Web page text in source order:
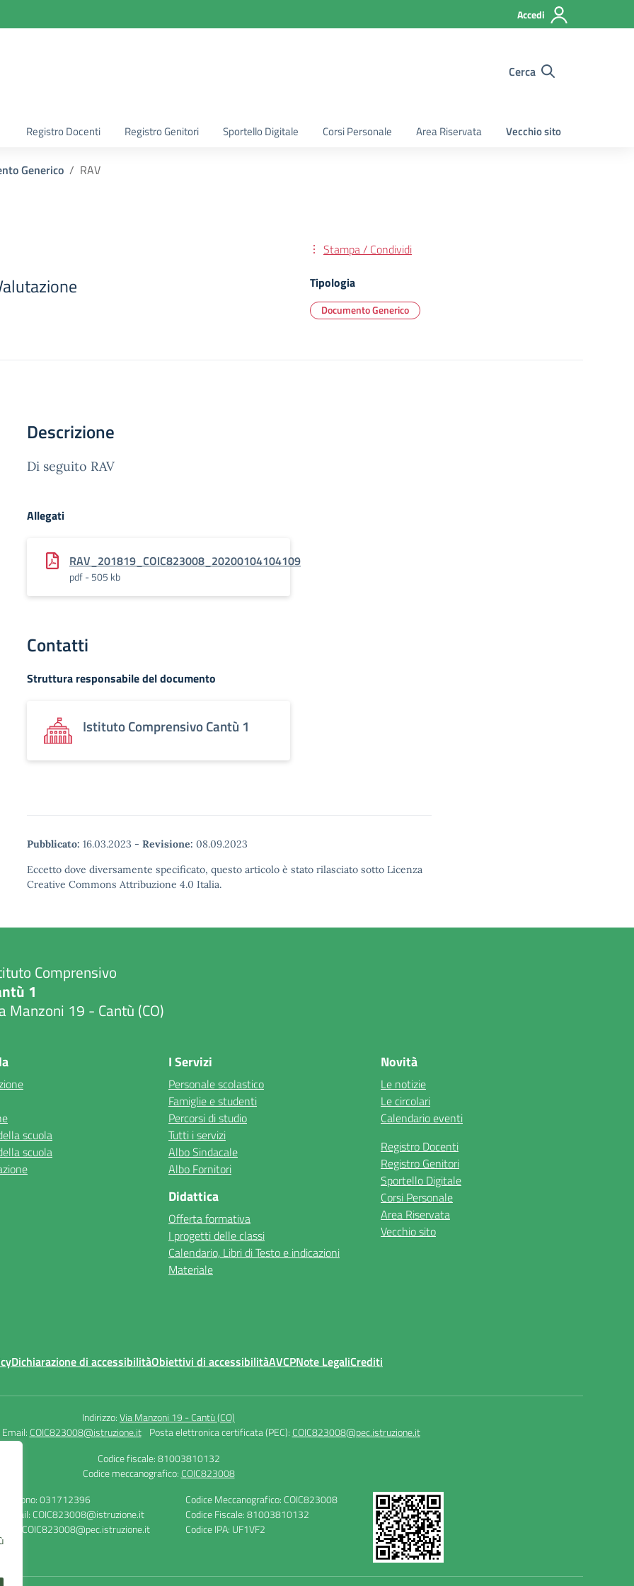
Accedi
Cerca
Registro Docenti Registro Genitori Sportello Digitale Corsi Personale Area Riservata Vecchio sito
Generico RAV
Stampa / Condividi
Tipologia
Documento Generico
Descrizione
Di seguito RAV
Allegati
RAV_201819_COIC823008_20200104104109
pdf - 505 kb
Contatti
Struttura responsabile del documento
Istituto Comprensivo Cantù 1
Pubblicato: 16.03.2023 - Revisione: 08.09.2023
Eccetto dove diversamente specificato, questo articolo è stato rilasciato sotto Licenza
Creative Commons Attribuzione 4.0 Italia.
Comprensivo
1
Manzoni 19 - Cantù (CO)
scuola
scuola
I Servizi
Personale scolastico
Famiglie e studenti
Percorsi di studio
Tutti i servizi
Albo Sindacale
Albo Fornitori
Didattica
Offerta formativa
I progetti delle classi
Calendario, Libri di Testo e indicazioni
Materiale
Novità
Le notizie
Le circolari
Calendario eventi
Registro Docenti
Registro Genitori
Sportello Digitale
Corsi Personale
Area Riservata
Vecchio sito
Dichiarazione di accessibilitàObiettivi di accessibilitàAVCPNote LegaliCrediti
Indirizzo:Via Manzoni 19 - Cantù (CO)
Email: COIC823008@istruzione.it Posta elettronica certificata (PEC): COIC823008@pec.istruzione.it
Codice fiscale: 81003810132
Codice meccanografico: COIC823008
Telefono: 031712396
E-mail: COIC823008@istruzione.it
PEC: COIC823008@pec.istruzione.it
Codice Meccanografico: COIC823008
Codice Fiscale: 81003810132
Codice IPA: UF1VF2